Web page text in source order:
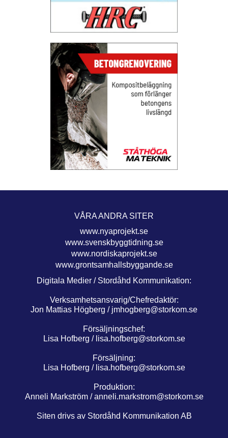
VÅRA ANDRA SITER
www.nyaprojekt.se
www.svenskbyggtidning.se
www.nordiskaprojekt.se
www.grontsamhallsbyggande.se
Digitala Medier / Stordåhd Kommunikation:
Verksamhetsansvarig/Chefredaktör:
Jon Mattias Högberg / jmhogberg@storkom.se
Försäljningschef:
Lisa Hofberg / lisa.hofberg@storkom.se
Försäljning:
Lisa Hofberg / lisa.hofberg@storkom.se
Produktion:
Anneli Markström /anneli.markstrom@storkom.se
Siten drivs av Stordåhd Kommunikation AB